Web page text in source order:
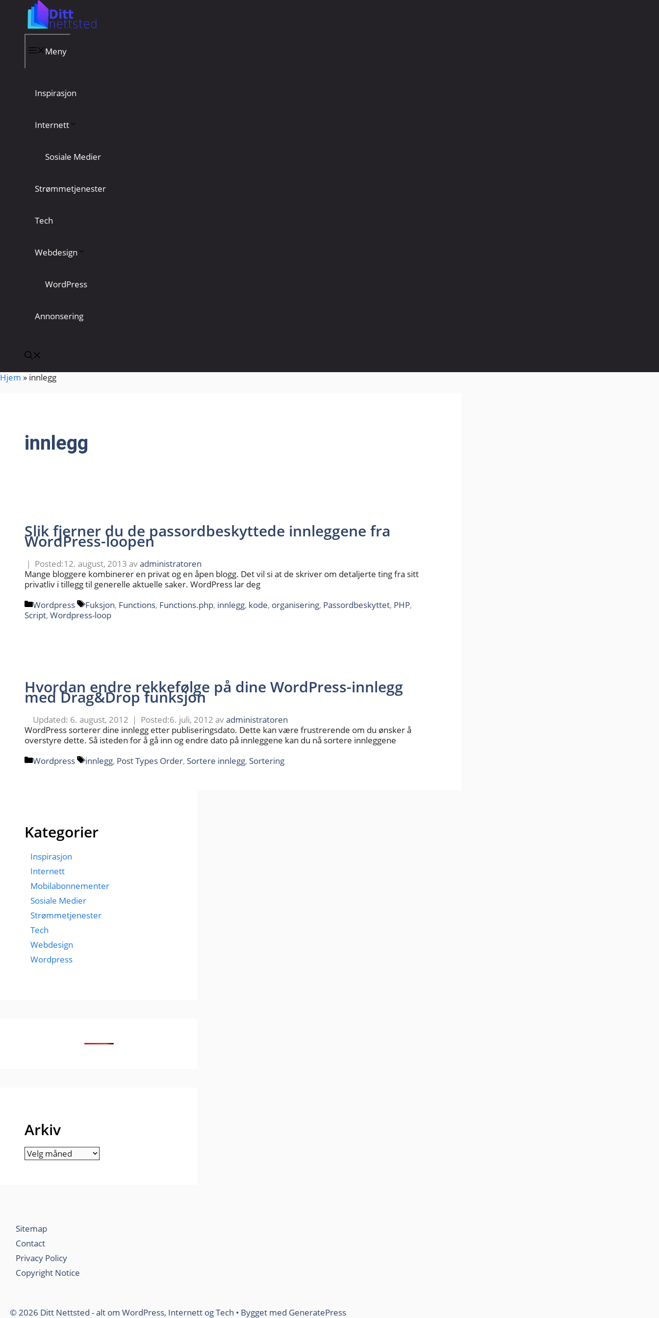
innhold
Meny
Inspirasjon
Internett
Sosiale Medier
Strømmetjenester
Tech
Webdesign
WordPress
Annonsering
Hjem » innlegg
innlegg
Slik fjerner du de passordbeskyttede innleggene fra
WordPress-loopen
12. august, 2013 avadministratoren
Mange bloggere kombinerer en privat og en åpen blogg. Det vil si at de skriver om detaljerte ting fra sitt
privatliv i tillegg til generelle aktuelle saker. WordPress lar deg
Kategorier
Wordpress Stikkord
Fuksjon, Functions, Functions.php, innlegg, kode, organisering, Passordbeskyttet, PHP,
Script, Wordpress-loop
Hvordan endre rekkefølge på dine WordPress-innlegg
med Drag&Drop funksjon
6. august, 2012 6. juli, 2012 avadministratoren
WordPress sorterer dine innlegg etter publiseringsdato. Dette kan være frustrerende om du ønsker å
overstyre dette. Så isteden for å gå inn og endre dato på innleggene kan du nå sortere innleggene
Kategorier
Wordpress Stikkord
innlegg, Post Types Order, Sortere innlegg, Sortering
Kategorier
Inspirasjon
Internett
Mobilabonnementer
Sosiale Medier
Strømmetjenester
Tech
Webdesign
Wordpress
Arkiv
Arkiv
Sitemap
Contact
Privacy Policy
Copyright Notice
© 2026 Ditt Nettsted - alt om WordPress, Internett og Tech • Bygget med GeneratePress